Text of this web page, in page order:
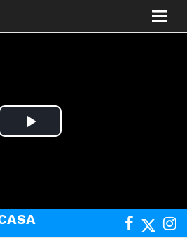
Play